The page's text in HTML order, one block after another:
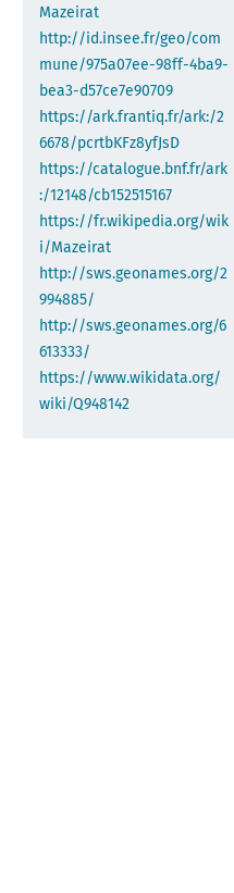
Mazeirat
http://id.insee.fr/geo/com
mune/975a07ee-98ff-4ba9-
bea3-d57ce7e90709
https://ark.frantiq.fr/ark:/2
6678/pcrtbKFz8yfJsD
https://catalogue.bnf.fr/ark
:/12148/cb152515167
https://fr.wikipedia.org/wik
i/Mazeirat
http://sws.geonames.org/2
994885/
http://sws.geonames.org/6
613333/
https://www.wikidata.org/
wiki/Q948142